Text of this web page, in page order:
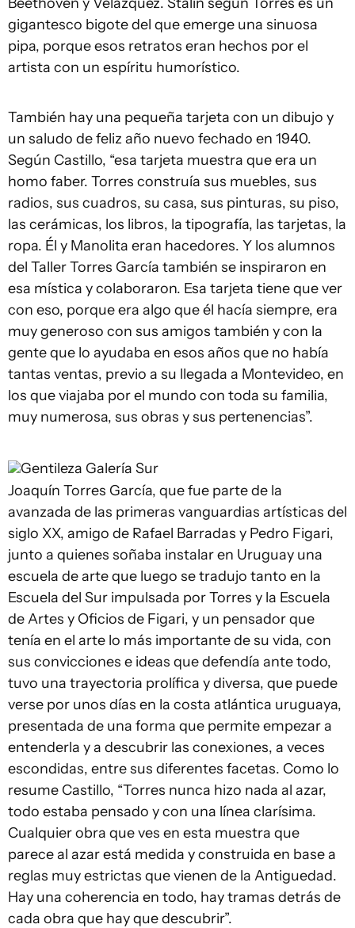
gigantesco bigote del que emerge una sinuosa
pipa, porque esos retratos eran hechos por el
artista con un espíritu humorístico.
También hay una pequeña tarjeta con un dibujo y
un saludo de feliz año nuevo fechado en 1940.
Según Castillo, “esa tarjeta muestra que era un
homo faber. Torres construía sus muebles, sus
radios, sus cuadros, su casa, sus pinturas, su piso,
las cerámicas, los libros, la tipografía, las tarjetas, la
ropa. Él y Manolita eran hacedores. Y los alumnos
del Taller Torres García también se inspiraron en
esa mística y colaboraron. Esa tarjeta tiene que ver
con eso, porque era algo que él hacía siempre, era
muy generoso con sus amigos también y con la
gente que lo ayudaba en esos años que no había
tantas ventas, previo a su llegada a Montevideo, en
los que viajaba por el mundo con toda su familia,
muy numerosa, sus obras y sus pertenencias”.
Gentileza Galería Sur
Joaquín Torres García, que fue parte de la
avanzada de las primeras vanguardias artísticas del
siglo XX, amigo de Rafael Barradas y Pedro Figari,
junto a quienes soñaba instalar en Uruguay una
escuela de arte que luego se tradujo tanto en la
Escuela del Sur impulsada por Torres y la Escuela
de Artes y Oficios de Figari, y un pensador que
tenía en el arte lo más importante de su vida, con
sus convicciones e ideas que defendía ante todo,
tuvo una trayectoria prolífica y diversa, que puede
verse por unos días en la costa atlántica uruguaya,
presentada de una forma que permite empezar a
entenderla y a descubrir las conexiones, a veces
escondidas, entre sus diferentes facetas. Como lo
resume Castillo, “Torres nunca hizo nada al azar,
todo estaba pensado y con una línea clarísima.
Cualquier obra que ves en esta muestra que
parece al azar está medida y construida en base a
reglas muy estrictas que vienen de la Antiguedad.
Hay una coherencia en todo, hay tramas detrás de
cada obra que hay que descubrir”.